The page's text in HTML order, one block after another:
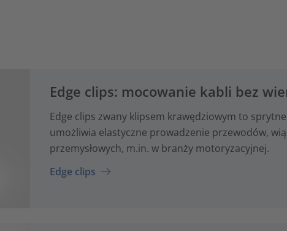
Edge clips: mocowanie kabli bez
Edge clips zwany klipsem krawędziowym to
umożliwia elastyczne prowadzenie przewodów,
przemysłowych, m.in. w branży motoryzacyjnej.
Edge clips